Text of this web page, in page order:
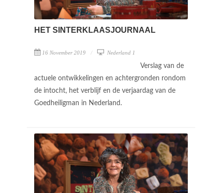
HET SINTERKLAASJOURNAAL
16 November 2019 Nederland 1
Verslag van de
actuele ontwikkelingen en achtergronden rondom
de intocht, het verblijf en de verjaardag van de
Goedheiligman in Nederland.